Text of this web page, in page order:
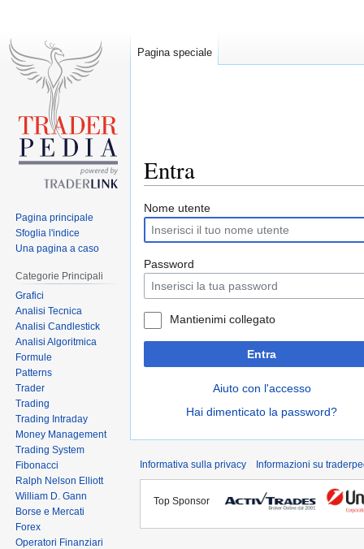
Entra
Jump
to
navigation
Jump
to
search
Nome utente
Password
Mantienimi collegato
Entra
Aiuto con l'accesso
Hai dimenticato la password?
Pagina speciale
Pagina principale
Sfoglia l'indice
Una pagina a caso
Categorie Principali
Grafici
Analisi Tecnica
Analisi Candlestick
Analisi Algoritmica
Formule
Patterns
Trader
Trading
Trading Intraday
Money Management
Trading System
Fibonacci
Ralph Nelson Elliott
William D. Gann
Borse e Mercati
Forex
Operatori Finanziari
Informativa sulla privacy Informazioni su
Top Sponsor